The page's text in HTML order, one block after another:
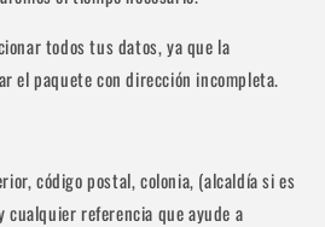
todos tus datos, ya que la
el paquete con dirección incompleta.
código postal, colonia, (alcaldía si es
cualquier referencia que ayude a